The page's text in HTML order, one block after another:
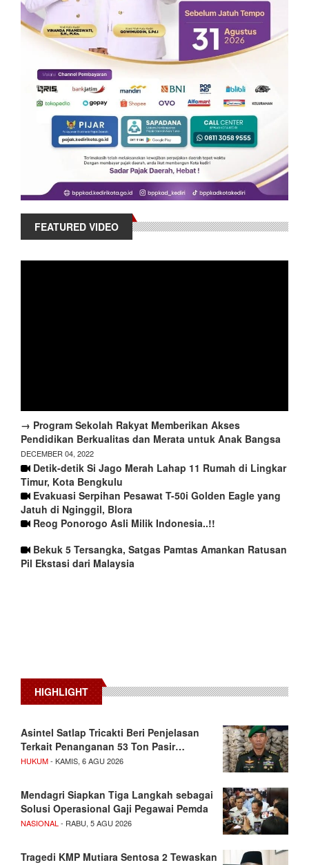
FEATURED VIDEO
→ Program Sekolah Rakyat Memberikan Akses
Pendidikan Berkualitas dan Merata untuk Anak Bangsa
DECEMBER 04, 2022
Detik-detik Si Jago Merah Lahap 11 Rumah di Lingkar
Timur, Kota Bengkulu
Evakuasi Serpihan Pesawat T-50i Golden Eagle yang
Jatuh di Nginggil, Blora
Reog Ponorogo Asli Milik Indonesia..!!
Bekuk 5 Tersangka, Satgas Pamtas Amankan Ratusan
Pil Ekstasi dari Malaysia
HIGHLIGHT
Asintel Satlap Tricakti Beri Penjelasan
Terkait Penanganan 53 Ton Pasir…
HUKUM- KAMIS, 6 AGU 2026
Mendagri Siapkan Tiga Langkah sebagai
Solusi Operasional Gaji Pegawai Pemda
NASIONAL - RABU, 5 AGU 2026
Tragedi KMP Mutiara Sentosa 2 Tewaskan